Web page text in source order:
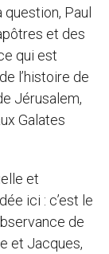
Paul
et des
qui est
l’histoire de
Jérusalem,
Galates
et
ici : c’est le
de
et Jacques,